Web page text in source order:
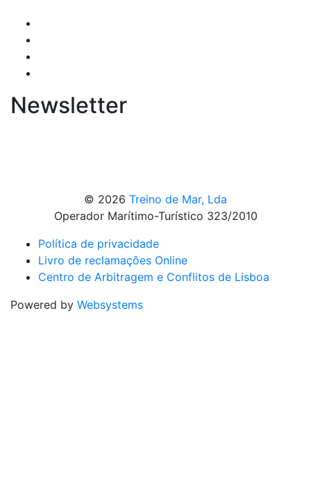
Newsletter
© 2026 Treino de Mar, Lda
Operador Marítimo-Turístico 323/2010
Política de privacidade
Livro de reclamações Online
Centro de Arbitragem e Conflitos de Lisboa
Powered by Websystems